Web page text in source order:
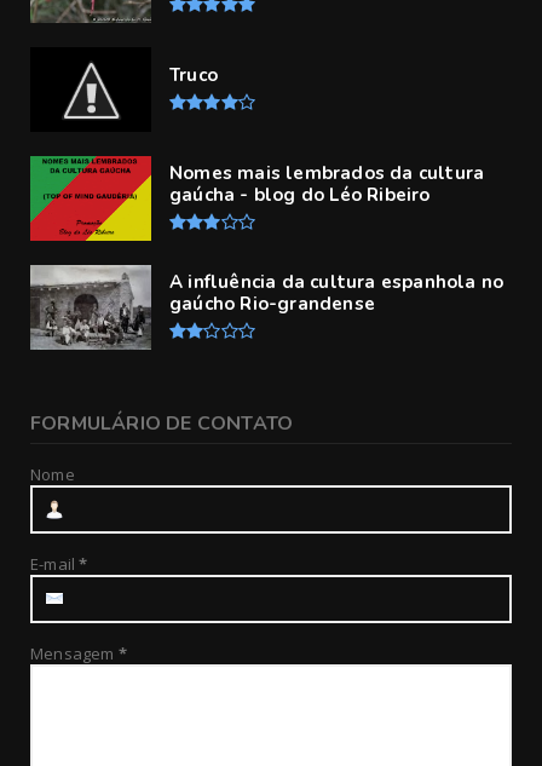
Truco
Nomes mais lembrados da cultura
gaúcha - blog do Léo Ribeiro
A influência da cultura espanhola no
gaúcho Rio-grandense
FORMULÁRIO DE CONTATO
Nome
E-mail*
Mensagem *